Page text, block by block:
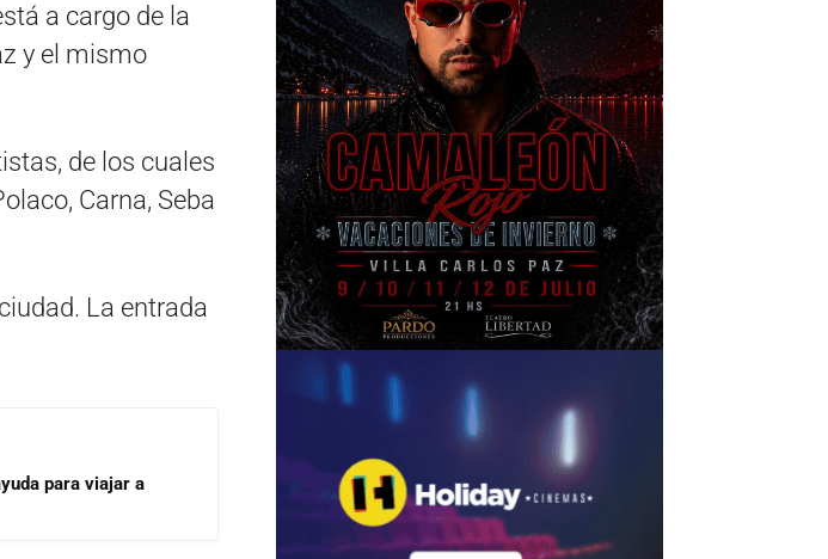
a cargo de la
y el mismo
de los cuales
Carna, Seba
La entrada
para viajar a